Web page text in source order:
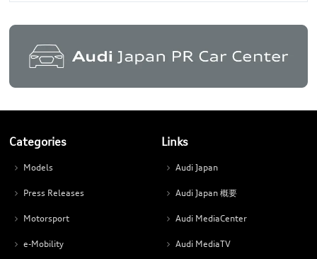
Categories
Models
Press Releases
Motorsport
e-Mobility
Links
Audi Japan
Audi Japan 概要
Audi MediaCenter
Audi MediaTV